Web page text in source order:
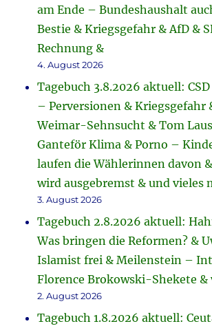
am Ende – Bundeshaushalt
Bestie & Kriegsgefahr & AfD &
Rechnung &
4. August 2026
Tagebuch 3.8.2026 aktuell:
– Perversionen & Kriegsgefahr
Weimar-Sehnsucht & Tom
Ganteför Klima & Porno –
laufen die Wählerinnen davon
wird ausgebremst & und vieles
3. August 2026
Tagebuch 2.8.2026 aktuell:
Was bringen die Reformen? &
Islamist frei & Meilenstein –
Florence Brokowski-Shekete &
2. August 2026
Tagebuch 1.8.2026 aktuell: